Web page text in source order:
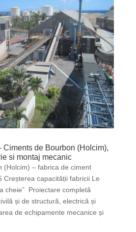
Ciments de Bourbon (Holcim),
si montaj mecanic
(Holcim) – fabrica de ciment
Creșterea capacității fabricii Le
cheie” Proiectare completă
și de structură, electrică și
de echipamente mecanice și